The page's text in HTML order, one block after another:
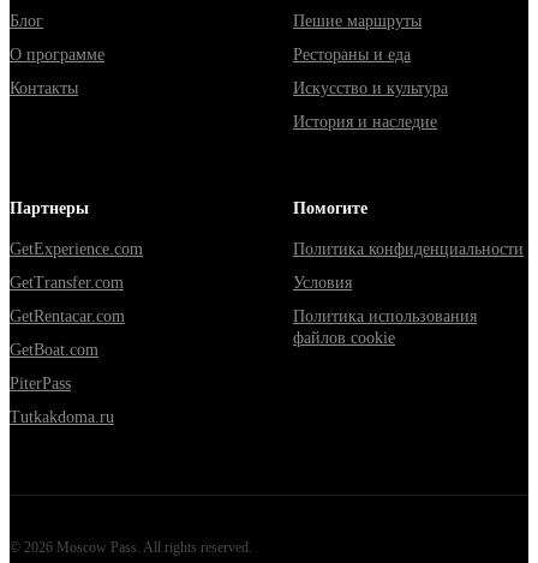
Блог
О программе
Контакты
Пешие маршруты
Рестораны и еда
Искусство и культура
История и наследие
Партнеры
GetExperience.com
GetTransfer.com
GetRentacar.com
GetBoat.com
PiterPass
Tutkakdoma.ru
Помогите
Политика конфиденциальности
Условия
Политика использования
файлов cookie
© 2026 Moscow Pass . All rights reserved.